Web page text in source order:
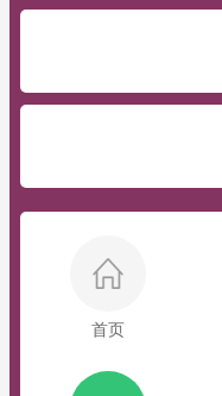
首页